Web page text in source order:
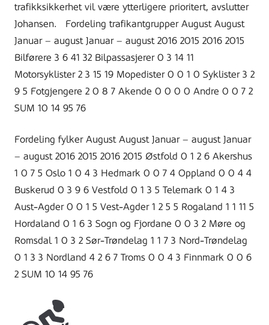
trafikksikkerhet vil være ytterligere prioritert, avslutter
Johansen. Fordeling trafikantgrupper August August
Januar – august Januar – august 2016 2015 2016 2015
Bilførere 3 6 41 32 Bilpassasjerer 0 3 14 11
Motorsyklister 2 3 15 19 Mopedister 0 0 1 0 Syklister 3 2
9 5 Fotgjengere 2 0 8 7 Akende 0 0 0 0 Andre 0 0 7 2
SUM 10 14 95 76
Fordeling fylker August August Januar – august Januar
– august 2016 2015 2016 2015 Østfold 0 1 2 6 Akershus
1 0 7 5 Oslo 1 0 4 3 Hedmark 0 0 7 4 Oppland 0 0 4 4
Buskerud 0 3 9 6 Vestfold 0 1 3 5 Telemark 0 1 4 3
Aust-Agder 0 0 1 5 Vest-Agder 1 2 5 5 Rogaland 1 1 11 5
Hordaland 0 1 6 3 Sogn og Fjordane 0 0 3 2 Møre og
Romsdal 1 0 3 2 Sør-Trøndelag 1 1 7 3 Nord-Trøndelag
0 1 3 3 Nordland 4 2 6 7 Troms 0 0 4 3 Finnmark 0 0 6
2 SUM 10 14 95 76